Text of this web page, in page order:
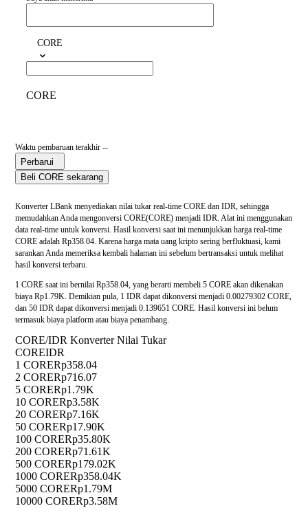
CORE
CORE
Waktu pembaruan terakhir --
Perbarui
Beli CORE sekarang
Konverter LBank menyediakan nilai tukar real-time CORE dan IDR, sehingga
memudahkan Anda mengonversi CORE(CORE) menjadi IDR. Alat ini menggunakan
data real-time untuk konversi. Hasil konversi saat ini menunjukkan harga real-time
CORE adalah Rp358.04. Karena harga mata uang kripto sering berfluktuasi, kami
sarankan Anda memeriksa kembali halaman ini sebelum bertransaksi untuk melihat
hasil konversi terbaru.
1 CORE saat ini bernilai Rp358.04, yang berarti membeli 5 CORE akan dikenakan
biaya Rp1.79K. Demikian pula, 1 IDR dapat dikonversi menjadi 0.00279302 CORE,
dan 50 IDR dapat dikonversi menjadi 0.139651 CORE. Hasil konversi ini belum
termasuk biaya platform atau biaya penambang.
CORE/IDR Konverter Nilai Tukar
COREIDR
1 CORERp358.04
2 CORERp716.07
5 CORERp1.79K
10 CORERp3.58K
20 CORERp7.16K
50 CORERp17.90K
100 CORERp35.80K
200 CORERp71.61K
500 CORERp179.02K
1000 CORERp358.04K
5000 CORERp1.79M
10000 CORERp3.58M